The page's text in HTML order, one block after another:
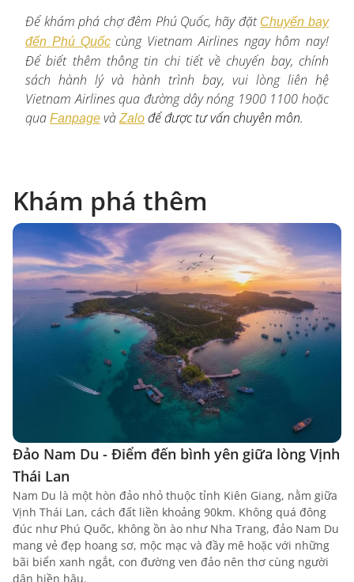
Để khám phá chợ đêm Phú Quốc, hãy đặt Chuyến bay
đến Phú Quốccùng Vietnam Airlines ngay hôm nay!
Để biết thêm thông tin chi tiết về chuyến bay, chính
sách hành lý và hành trình bay, vui lòng liên hệ
Vietnam Airlines qua đường dây nóng 1900 1100 hoặc
qua Fanpage vàZalo để được tư vấn chuyên môn.
Khám phá thêm
Đảo Nam Du - Điểm đến bình yên giữa lòng Vịnh
Thái Lan
Nam Du là một hòn đảo nhỏ thuộc tỉnh Kiên Giang, nằm giữa
Vịnh Thái Lan, cách đất liền khoảng 90km. Không quá đông
đúc như Phú Quốc, không ồn ào như Nha Trang, đảo Nam Du
mang vẻ đẹp hoang sơ, mộc mạc và đầy mê hoặc với những
bãi biển xanh ngắt, con đường ven đảo nên thơ cùng người
dân hiền hậu.